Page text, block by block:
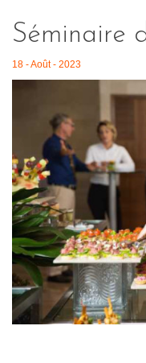
Séminaire
18 - Août - 2023